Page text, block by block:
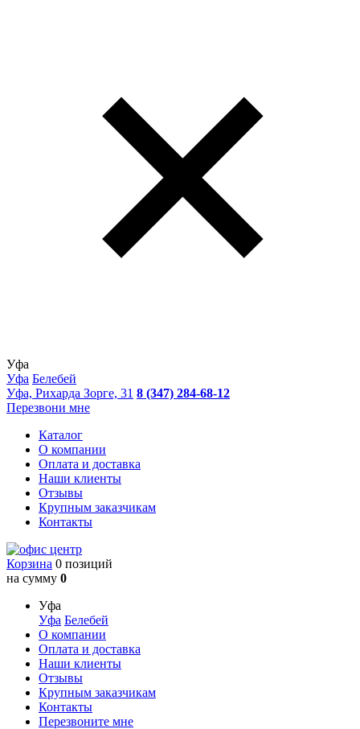
Уфа
Уфа Белебей
Уфа, Рихарда Зорге, 31 8 (347) 284-68-12
Перезвони мне
Каталог
О компании
Оплата и доставка
Наши клиенты
Отзывы
Крупным заказчикам
Контакты
Корзина 0 позиций
на сумму 0
Уфа
Уфа Белебей
О компании
Оплата и доставка
Наши клиенты
Отзывы
Крупным заказчикам
Контакты
Перезвоните мне